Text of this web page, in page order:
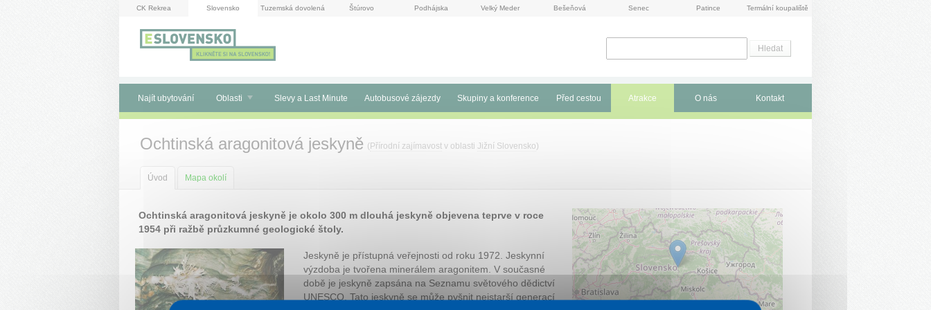
CK Rekrea Slovensko Tuzemská dovolená Štúrovo Podhájska Velký Meder Bešeňová Senec Patince Termální koupaliště
Najít ubytování Oblasti Slevy a Last Minute Autobusové zájezdy Skupiny a konference Před cestou Atrakce O nás Kontakt
Ochtinská aragonitová jeskyně ( Přírodní zajímavost v oblasti Jižní Slovensko)
Úvod Mapa okolí
Ochtinská aragonitová jeskyně je okolo 300 m dlouhá jeskyně objevena teprve v roce
1954 při ražbě průzkumné geologické štoly.
Jeskyně je přístupná veřejnosti od roku 1972. Jeskynní
výzdoba je tvořena minerálem aragonitem. V současné
době je jeskyně zapsána na Seznamu světového dědictví
UNESCO. Tato jeskyně se může pyšnit nejstarší generací